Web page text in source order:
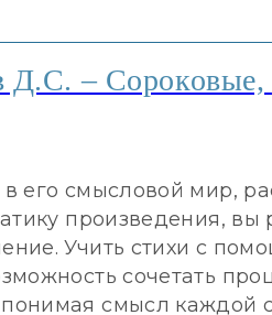
Д.С. – Сороковые,
его смысловой мир,
произведения,
Учить стихи с
сочетать
смысл каждой